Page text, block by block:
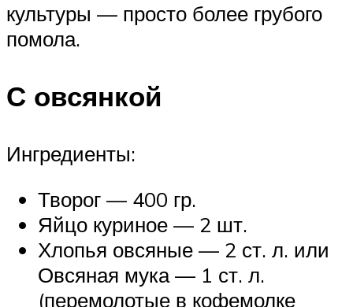
культуры — просто более грубого
помола.
С овсянкой
Ингредиенты:
Творог — 400 гр.
Яйцо куриное — 2 шт.
Хлопья овсяные — 2 ст. л. или
Овсяная мука — 1 ст. л.
(перемолотые в кофемолке